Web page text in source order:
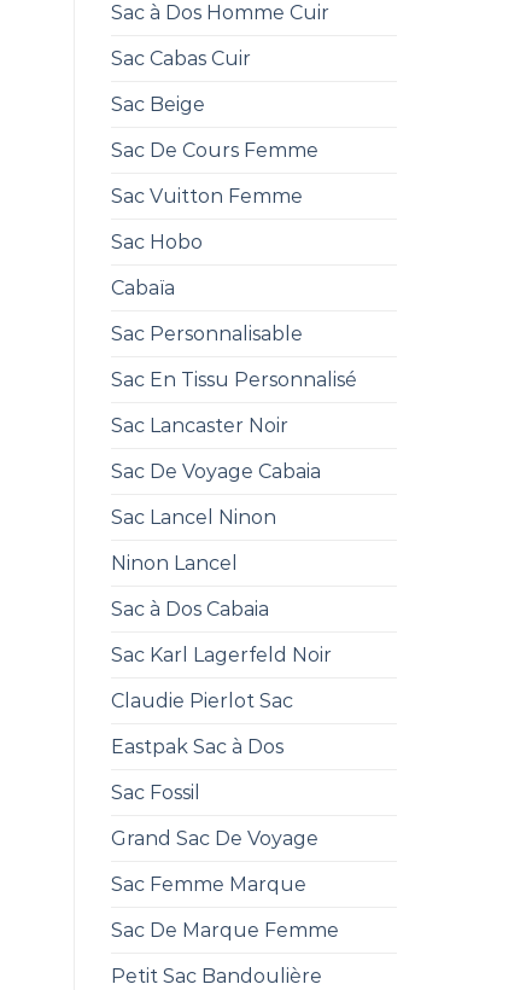
Sac à Dos Homme Cuir
Sac Cabas Cuir
Sac Beige
Sac De Cours Femme
Sac Vuitton Femme
Sac Hobo
Cabaïa
Sac Personnalisable
Sac En Tissu Personnalisé
Sac Lancaster Noir
Sac De Voyage Cabaia
Sac Lancel Ninon
Ninon Lancel
Sac à Dos Cabaia
Sac Karl Lagerfeld Noir
Claudie Pierlot Sac
Eastpak Sac à Dos
Sac Fossil
Grand Sac De Voyage
Sac Femme Marque
Sac De Marque Femme
Petit Sac Bandoulière